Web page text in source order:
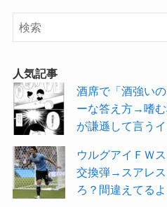
人気記事
酒席で「酒強い
ーな答え方→嗜む
が謙遜して言うイ
ウルグアイＦＷ
交換弾→スアレ
ろ？間違えてるよ